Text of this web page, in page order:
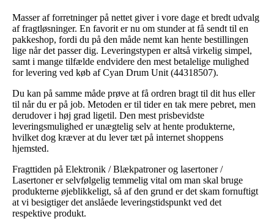
Masser af forretninger på nettet giver i vore dage et bredt udvalg
af fragtløsninger. En favorit er nu om stunder at få sendt til en
pakkeshop, fordi du på den måde nemt kan hente bestillingen
lige når det passer dig. Leveringstypen er altså virkelig simpel,
samt i mange tilfælde endvidere den mest betalelige mulighed
for levering ved køb af Cyan Drum Unit (44318507).
Du kan på samme måde prøve at få ordren bragt til dit hus eller
til når du er på job. Metoden er til tider en tak mere pebret, men
derudover i høj grad ligetil. Den mest prisbevidste
leveringsmulighed er unægtelig selv at hente produkterne,
hvilket dog kræver at du lever tæt på internet shoppens
hjemsted.
Fragttiden på Elektronik / Blækpatroner og lasertoner /
Lasertoner er selvfølgelig temmelig vital om man skal bruge
produkterne øjeblikkeligt, så af den grund er det skam fornuftigt
at vi besigtiger det anslåede leveringstidspunkt ved det
respektive produkt.